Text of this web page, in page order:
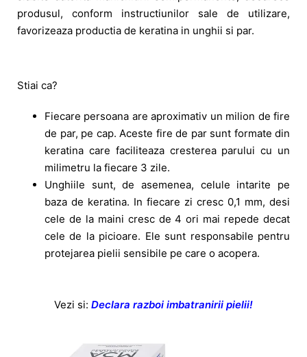
produsul, conform instructiunilor sale de utilizare,
favorizeaza productia de keratina in unghii si par.
Stiai ca?
Fiecare persoana are aproximativ un milion de fire
de par, pe cap. Aceste fire de par sunt formate din
keratina care faciliteaza cresterea parului cu un
milimetru la fiecare 3 zile.
Unghiile sunt, de asemenea, celule intarite pe
baza de keratina. In fiecare zi cresc 0,1 mm, desi
cele de la maini cresc de 4 ori mai repede decat
cele de la picioare. Ele sunt responsabile pentru
protejarea pielii sensibile pe care o acopera.
Vezi si: Declara razboi imbatranirii pielii!